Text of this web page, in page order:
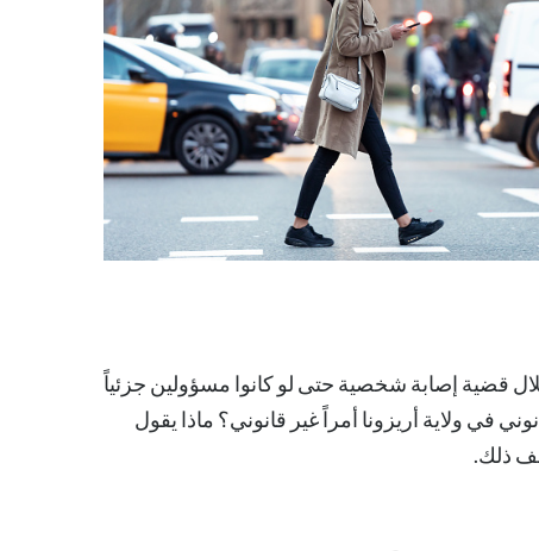
قضية إصابة شخصية حتى لو كانوا مسؤولين جزئياً
في ولاية أريزونا أمراً غير قانوني؟ ماذا يقول
ذلك.